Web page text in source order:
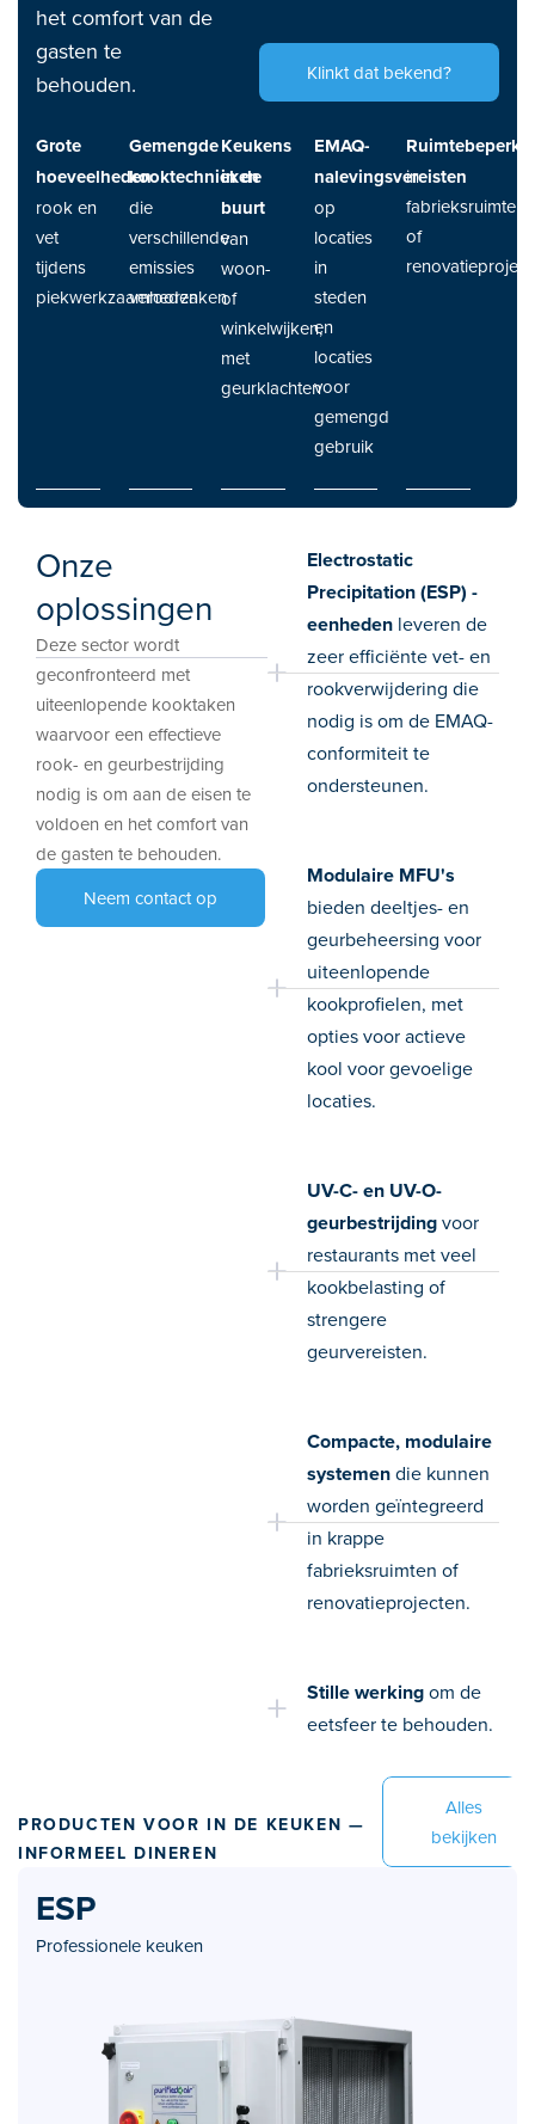
het comfort van de
gasten te
behouden.
Klinkt dat bekend?
Grote
hoeveelheden
rook en
vet
tijdens
piekwerkzaamheden
Gemengde
kooktechnieken
die
verschillende
emissies
veroorzaken
Keukens
in de
buurt
van
woon-
of
winkelwijken,
met
geurklachten
EMAQ-
nalevingsvereisten
op
locaties
in
steden
en
locaties
voor
gemengd
gebruik
in
fabrieksruimten
of
Onze
oplossingen
Deze sector wordt
geconfronteerd met
uiteenlopende kooktaken
waarvoor een effectieve
rook- en geurbestrijding
nodig is om aan de eisen te
voldoen en het comfort van
de gasten te behouden.
Neem contact op
Electrostatic
Precipitation (ESP) -
eenheden leveren de
zeer efficiënte vet- en
rookverwijdering die
nodig is om de EMAQ-
conformiteit te
ondersteunen.
Modulaire MFU's
bieden deeltjes- en
geurbeheersing voor
uiteenlopende
kookprofielen, met
opties voor actieve
kool voor gevoelige
locaties.
UV-C- en UV-O-
geurbestrijdingvoor
restaurants met veel
kookbelasting of
strengere
geurvereisten.
Compacte, modulaire
systemendie kunnen
worden geïntegreerd
in krappe
fabrieksruimten of
renovatieprojecten.
Stille werkingom de
eetsfeer te behouden.
PRODUCTEN VOOR IN DE KEUKEN —
INFORMEEL DINEREN
Alles
bekijken
ESP
Professionele keuken